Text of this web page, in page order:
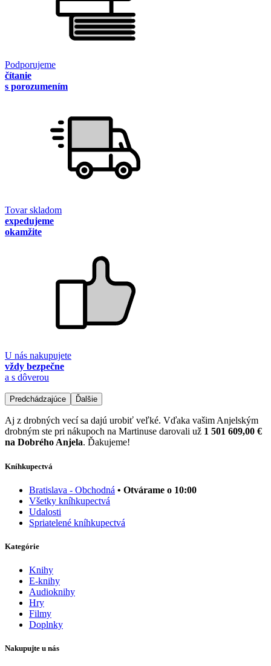
Podporujeme
čítanie
s porozumením
Tovar skladom
expedujeme
okamžite
U nás nakupujete
vždy bezpečne
a s dôverou
Predchádzajúce Ďalšie
Aj z drobných vecí sa dajú urobiť veľké. Vďaka vašim Anjelským
drobným ste pri nákupoch na Martinuse darovali už 1 501 609,00 €
na Dobrého Anjela. Ďakujeme!
Kníhkupectvá
Bratislava - Obchodná • Otvárame o 10:00
Všetky kníhkupectvá
Udalosti
Spriatelené kníhkupectvá
Kategórie
Knihy
E-knihy
Audioknihy
Hry
Filmy
Doplnky
Nakupujte u nás